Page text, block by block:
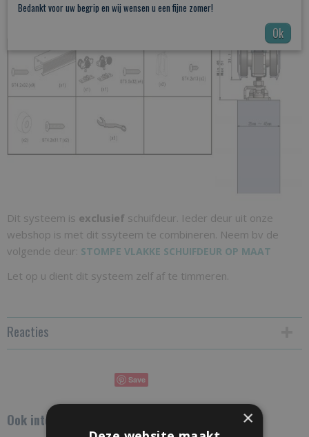
Dit systeem is exclusief schuifdeur. Ieder deur uit onze
webshop is met dit ssyteem te combineren. Neem bv de
volgende deur: STOMPE VLAKKE SCHUIFDEUR OP MAAT
Let op u dient dit systeem zelf af te timmeren.
Reacties
Save
Ook interessant
Bedankt voor uw begrip en wij wensen u een fijne zomer!
Ok
×